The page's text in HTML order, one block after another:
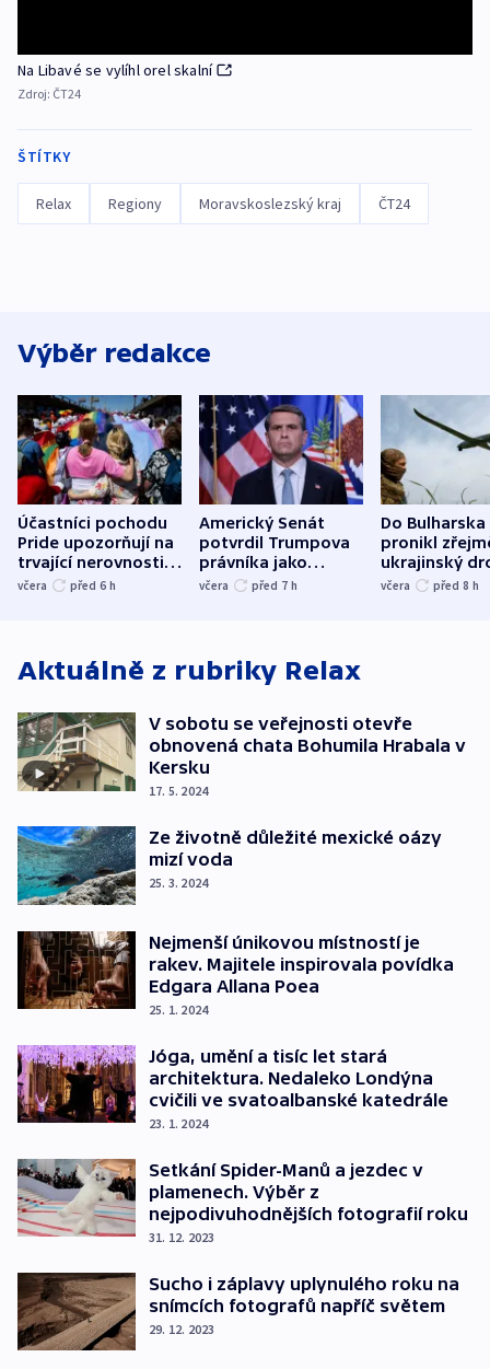
Na Libavé se vylíhl orel skalní
Zdroj: ČT24
ŠTÍTKY
Relax Regiony Moravskoslezský kraj ČT24
Výběr redakce
Účastníci pochodu
Pride upozorňují na
trvající nerovnosti i
společenskou
včera před 6 h
Americký Senát
potvrdil Trumpova
právníka jako
ministra
včera před 7 h
Do Bulharska
pronikl
ukrajinský
explodoval
včera před 8 h
Aktuálně z rubriky Relax
V sobotu se veřejnosti otevře
obnovená chata Bohumila Hrabala v
Kersku
17. 5. 2024
Ze životně důležité mexické oázy
mizí voda
25. 3. 2024
Nejmenší únikovou místností je
rakev. Majitele inspirovala povídka
Edgara Allana Poea
25. 1. 2024
Jóga, umění a tisíc let stará
architektura. Nedaleko Londýna
cvičili ve svatoalbanské katedrále
23. 1. 2024
Setkání Spider-Manů a jezdec v
plamenech. Výběr z
nejpodivuhodnějších fotografií roku
31. 12. 2023
Sucho i záplavy uplynulého roku na
snímcích fotografů napříč světem
29. 12. 2023